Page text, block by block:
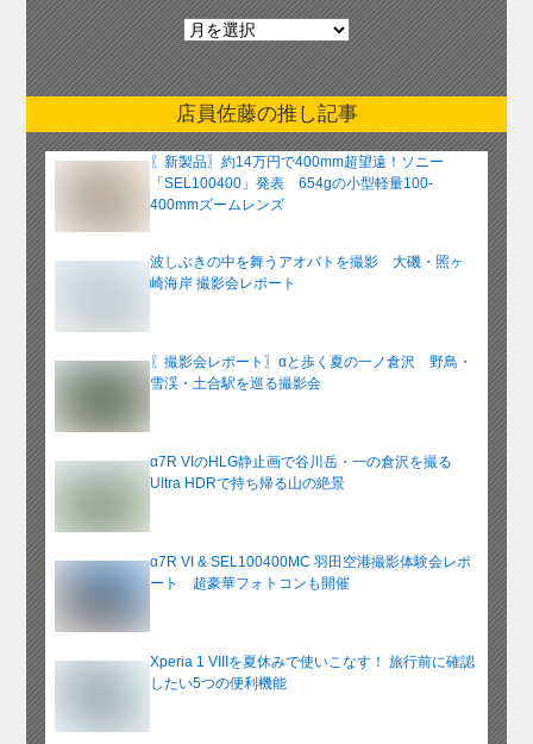
月
別
ア
ー
カ
イ
ブ
店員佐藤の推し記事
〖新製品〗約14万円で400mm超望遠！ソニー
「SEL100400」発表 654gの小型軽量100-
400mmズームレンズ
波しぶきの中を舞うアオバトを撮影 大磯・照ヶ
崎海岸 撮影会レポート
〖撮影会レポート〗αと歩く夏の一ノ倉沢 野鳥・
雪渓・土合駅を巡る撮影会
α7R VIのHLG静止画で谷川岳・一の倉沢を撮る
Ultra HDRで持ち帰る山の絶景
α7R VI & SEL100400MC 羽田空港撮影体験会レポ
ート 超豪華フォトコンも開催
Xperia 1 VIIIを夏休みで使いこなす！ 旅行前に確認
したい5つの便利機能